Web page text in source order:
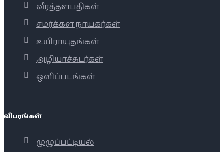
வீரத்தளபதிகள்
சமர்க்கள நாயகர்கள்
உயிராயுதங்கள்
அழியாச்சுடர்கள்
ஒளிப்படங்கள்
விபரங்கள்
முழுப்பட்டியல்